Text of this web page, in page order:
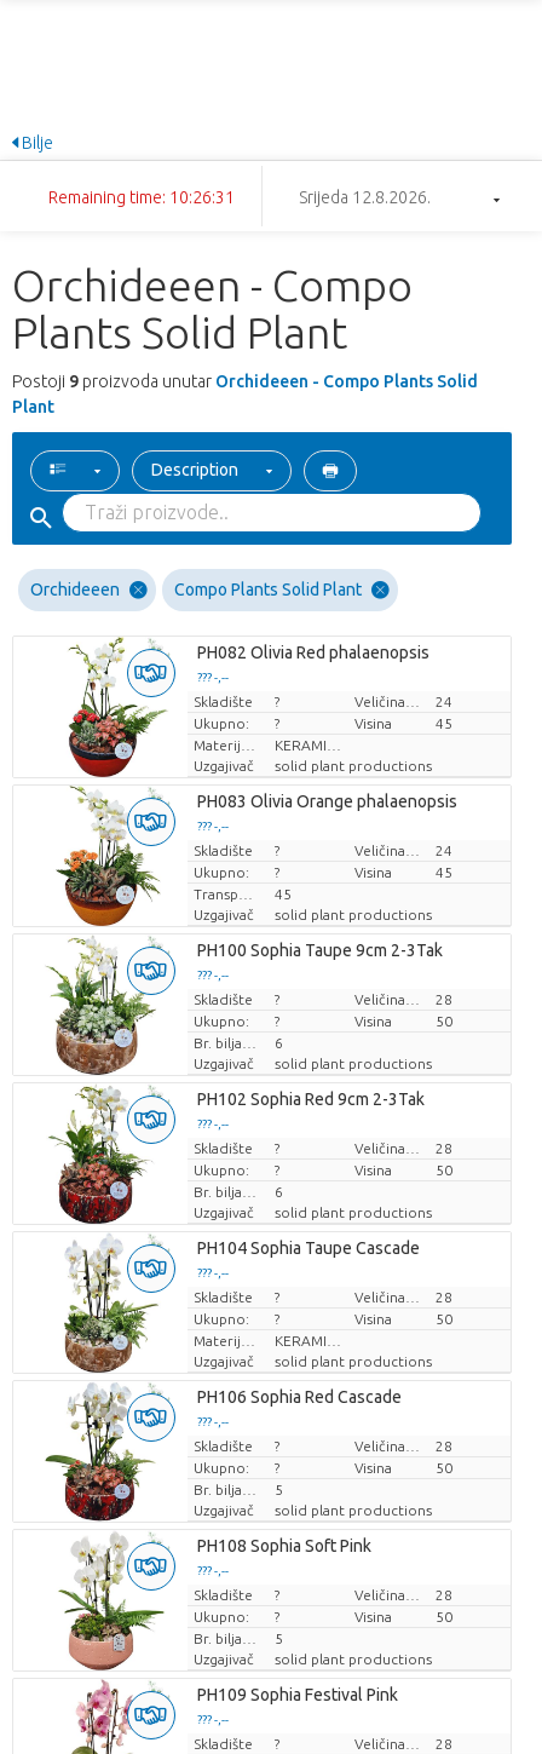
Bilje
Remaining time: 10:26:31 Srijeda 12.8.2026.
Orchideeen - Compo
Plants Solid Plant
Postoji 9 proizvoda unutar Orchideeen - Compo Plants Solid
Plant
Description
Orchideeen Compo Plants Solid Plant
PH082 Olivia Red phalaenopsis
??? -,--
Cijena po komadu
Skladište ?
24
Ukupno:
? Visina
45
Uzgajivač
solid plant productions
PH083 Olivia Orange phalaenopsis
??? -,--
Cijena po komadu
Skladište ?
24
Ukupno:
? Visina
45
45
Uzgajivač
solid plant productions
PH100 Sophia Taupe 9cm 2-3Tak
??? -,--
Cijena po komadu
Skladište ?
28
Ukupno:
? Visina
50
6
Uzgajivač
solid plant productions
PH102 Sophia Red 9cm 2-3Tak
??? -,--
Cijena po komadu
Skladište ?
28
Ukupno:
? Visina
50
6
Uzgajivač
solid plant productions
PH104 Sophia Taupe Cascade
??? -,--
Cijena po komadu
Skladište ?
28
Ukupno:
? Visina
50
Uzgajivač
solid plant productions
PH106 Sophia Red Cascade
??? -,--
Cijena po komadu
Skladište ?
28
Ukupno:
? Visina
50
5
Uzgajivač
solid plant productions
PH108 Sophia Soft Pink
??? -,--
Cijena po komadu
Skladište ?
28
Ukupno:
? Visina
50
5
Uzgajivač
solid plant productions
PH109 Sophia Festival Pink
??? -,--
Cijena po komadu
Skladište ?
28